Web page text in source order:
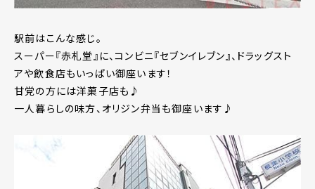
駅前はこんな感じ。
スーパー『赤札堂』に、コンビニ『セブンイレブン』、ドラッグスト
アや飲食店もいっぱい御座います！
甘党の方には洋菓子店も♪
一人暮らしの味方、オリジン弁当も御座います♪